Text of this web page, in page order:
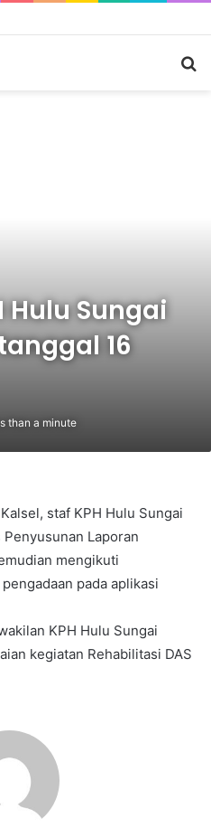
Hulu Sungai
16
than a minute
staf KPH Hulu Sungai
Laporan
mengikuti
pada aplikasi
KPH Hulu Sungai
kegiatan Rehabilitasi DAS